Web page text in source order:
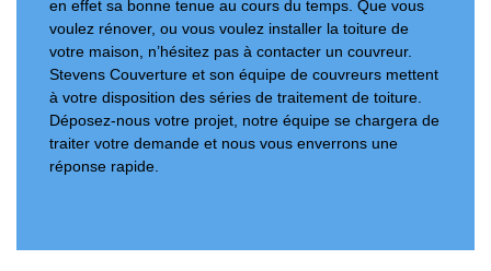
en effet sa bonne tenue au cours du temps. Que vous
voulez rénover, ou vous voulez installer la toiture de
votre maison, n’hésitez pas à contacter un couvreur.
Stevens Couverture et son équipe de couvreurs mettent
à votre disposition des séries de traitement de toiture.
Déposez-nous votre projet, notre équipe se chargera de
traiter votre demande et nous vous enverrons une
réponse rapide.